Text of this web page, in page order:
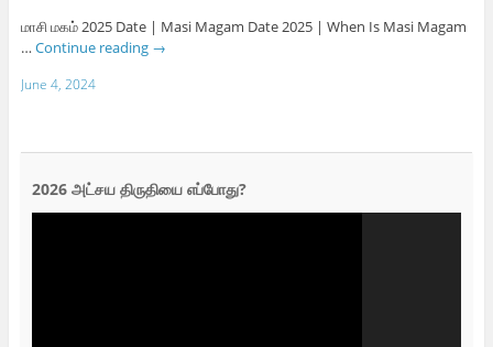
மாசி மகம் 2025 Date | Masi Magam Date 2025 | When Is Masi Magam
… Continue reading →
June 4, 2024
2026 அட்சய திருதியை எப்போது?